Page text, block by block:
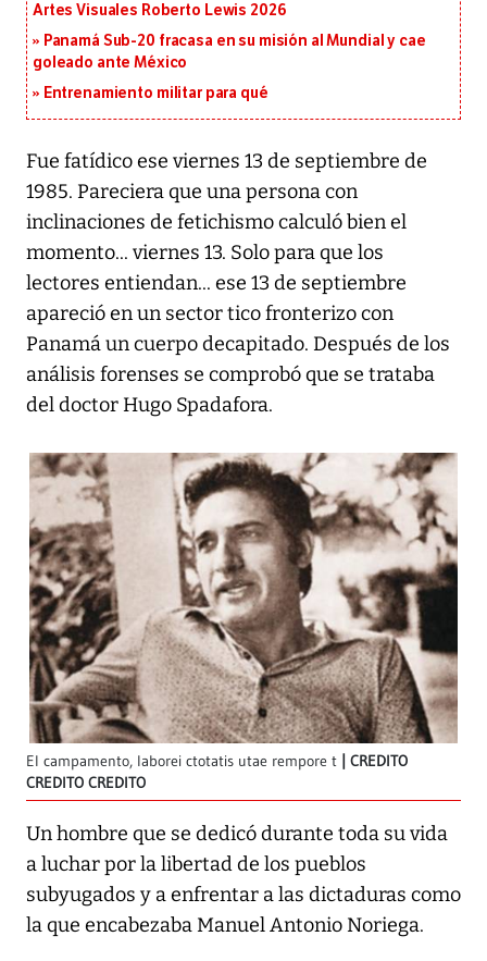
Artes Visuales Roberto Lewis 2026
Panamá Sub-20 fracasa en su misión al Mundial y cae
goleado ante México
Entrenamiento militar para qué
Fue fatídico ese viernes 13 de septiembre de
1985. Pareciera que una persona con
inclinaciones de fetichismo calculó bien el
momento... viernes 13. Solo para que los
lectores entiendan... ese 13 de septiembre
apareció en un sector tico fronterizo con
Panamá un cuerpo decapitado. Después de los
análisis forenses se comprobó que se trataba
del doctor Hugo Spadafora.
El campamento, laborei ctotatis utae rempore t
CREDITO
CREDITO CREDITO
Un hombre que se dedicó durante toda su vida
a luchar por la libertad de los pueblos
subyugados y a enfrentar a las dictaduras como
la que encabezaba Manuel Antonio Noriega.